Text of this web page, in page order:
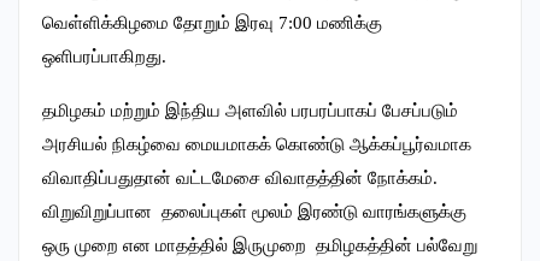
வெள்ளிக்கிழமை தோறும் இரவு 7:00 மணிக்கு
ஒளிபரப்பாகிறது.
தமிழகம் மற்றும் இந்திய அளவில் பரபரப்பாகப் பேசப்படும்
அரசியல் நிகழ்வை மையமாகக் கொண்டு ஆக்கப்பூர்வமாக
விவாதிப்பதுதான் வட்டமேசை விவாதத்தின் நோக்கம்.
விறுவிறுப்பான தலைப்புகள் மூலம் இரண்டு வாரங்களுக்கு
ஒரு முறை என மாதத்தில் இருமுறை தமிழகத்தின் பல்வேறு